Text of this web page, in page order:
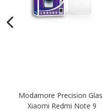
Modamore Precision
Xiaomi Redmi Note 9